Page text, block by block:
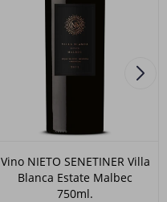
Vino NIETO SENETINER Villa
Blanca Estate Malbec
750ml.